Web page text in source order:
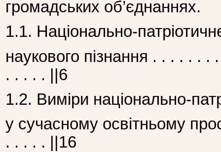
громадських об’єднаннях.
1.1. Національно-
наукового пізнання . . . . . .
. . . . . ||6
1.2. Виміри національно-
у сучасному освітньому
. . . . . ||16